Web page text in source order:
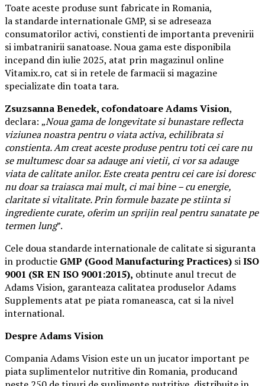
Toate aceste produse sunt fabricate in Romania,
la standarde internationale GMP, si se adreseaza
consumatorilor activi, constienti de importanta prevenirii
si imbatranirii sanatoase. Noua gama este disponibila
incepand din iulie 2025, atat prin magazinul online
Vitamix.ro, cat si in retele de farmacii si magazine
specializate din toata tara.
Zsuzsanna Benedek, cofondatoare Adams Vision,
declara: „Noua gama de longevitate si bunastare reflecta
viziunea noastra pentru o viata activa, echilibrata si
constienta. Am creat aceste produse pentru toti cei care nu
se multumesc doar sa adauge ani vietii, ci vor sa adauge
viata de calitate anilor. Este creata pentru cei care isi doresc
nu doar sa traiasca mai mult, ci mai bine – cu energie,
claritate si vitalitate. Prin formule bazate pe stiinta si
ingrediente curate, oferim un sprijin real pentru sanatate pe
termen lung”.
Cele doua standarde internationale de calitate si siguranta
in productie GMP (Good Manufacturing Practices) siISO
9001 (SR EN ISO 9001:2015), obtinute anul trecut de
Adams Vision, garanteaza calitatea produselor Adams
Supplements atat pe piata romaneasca, cat si la nivel
international.
Despre Adams Vision
Compania Adams Vision este un un jucator important pe
piata suplimentelor nutritive din Romania, producand